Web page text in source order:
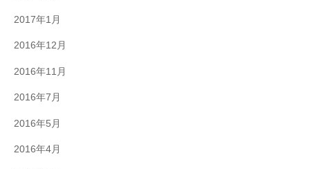
2017年1月
2016年12月
2016年11月
2016年7月
2016年5月
2016年4月